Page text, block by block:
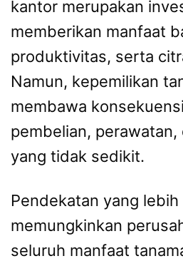
kantor merupakan
memberikan manfaat
produktivitas, serta
Namun, kepemilikan
membawa
pembelian,
yang tidak sedikit.
Pendekatan yang
memungkinkan
seluruh manfaat